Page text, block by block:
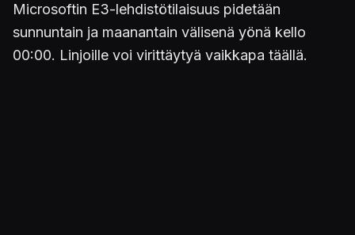
Microsoftin E3-lehdistötilaisuus pidetään
sunnuntain ja maanantain välisenä yönä kello
00:00. Linjoille voi virittäytyä vaikkapa täällä.